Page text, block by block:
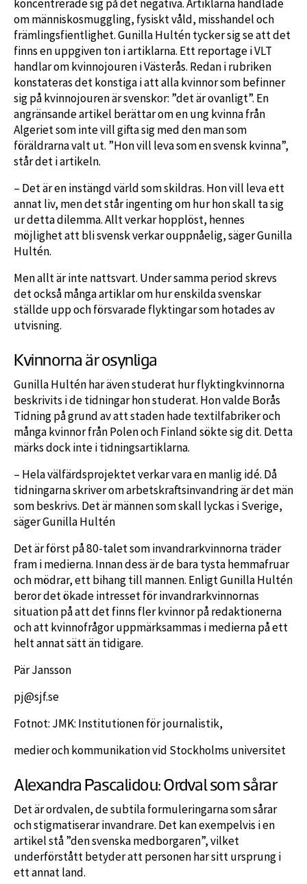
koncentrerade sig på det negativa. Artiklarna handlade
om människosmuggling, fysiskt våld, misshandel och
främlingsfientlighet. Gunilla Hultén tycker sig se att det
finns en uppgiven ton i artiklarna. Ett reportage i VLT
handlar om kvinnojouren i Västerås. Redan i rubriken
konstateras det konstiga i att alla kvinnor som befinner
sig på kvinnojouren är svenskor: ”det är ovanligt”. En
angränsande artikel berättar om en ung kvinna från
Algeriet som inte vill gifta sig med den man som
föräldrarna valt ut. ”Hon vill leva som en svensk kvinna”,
står det i artikeln.
– Det är en instängd värld som skildras. Hon vill leva ett
annat liv, men det står ingenting om hur hon skall ta sig
ur detta dilemma. Allt verkar hopplöst, hennes
möjlighet att bli svensk verkar ouppnåelig, säger Gunilla
Hultén.
Men allt är inte nattsvart. Under samma period skrevs
det också många artiklar om hur enskilda svenskar
ställde upp och försvarade flyktingar som hotades av
utvisning.
Kvinnorna är osynliga
Gunilla Hultén har även studerat hur flyktingkvinnorna
beskrivits i de tidningar hon studerat. Hon valde Borås
Tidning på grund av att staden hade textilfabriker och
många kvinnor från Polen och Finland sökte sig dit. Detta
märks dock inte i tidningsartiklarna.
– Hela välfärdsprojektet verkar vara en manlig idé. Då
tidningarna skriver om arbetskraftsinvandring är det män
som beskrivs. Det är männen som skall lyckas i Sverige,
säger Gunilla Hultén
Det är först på 80-talet som invandrarkvinnorna träder
fram i medierna. Innan dess är de bara tysta hemmafruar
och mödrar, ett bihang till mannen. Enligt Gunilla Hultén
beror det ökade intresset för invandrarkvinnornas
situation på att det finns fler kvinnor på redaktionerna
och att kvinnofrågor uppmärksammas i medierna på ett
helt annat sätt än tidigare.
Pär Jansson
pj@sjf.se
Fotnot: JMK: Institutionen för journalistik,
medier och kommunikation vid Stockholms universitet
Alexandra Pascalidou: Ordval som sårar
Det är ordvalen, de subtila formuleringarna som sårar
och stigmatiserar invandrare. Det kan exempelvis i en
artikel stå ”den svenska medborgaren”, vilket
underförstått betyder att personen har sitt ursprung i
ett annat land.